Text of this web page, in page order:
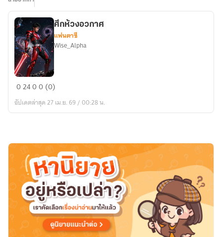
ศึก
อวกาศ
ศึกห้วงอวกาศ
แฟนตาซี
Wise_Alpha
02400 (0)
อัปเดตล่าสุด 27 เม.ย. 69 / 00:28 น.